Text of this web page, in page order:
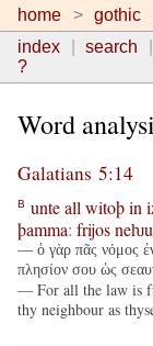
home gothic
index
search
?
Word
Galatians 5:14
B unteall witoþin
þamma: frijos
— ὁ γὰρ πᾶς νόμος
πλησίον σου ὡς
— For all the law is
thy neighbour as